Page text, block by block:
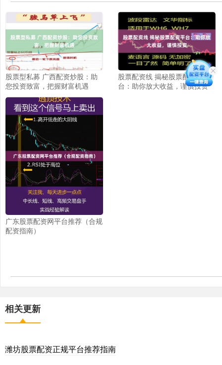
股票型私募 广西配资炒股：助
您投资致富，把握财富机遇
股票配资线 揭秘股票配资平
台：助你放大收益，谨慎投资
广东股票配资网平台推荐（合规
配资指南）
相关更新
潍坊股票配资正规平台推荐指南